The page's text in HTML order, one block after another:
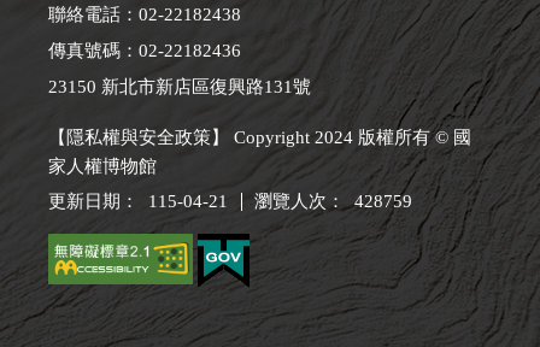
聯絡電話：02-22182438
傳真號碼：02-22182436
23150 新北市新店區復興路131號
【隱私權與安全政策】 Copyright 2024 版權所有 © 國
家人權博物館
更新日期：
115-04-21 瀏覽人次： 428759